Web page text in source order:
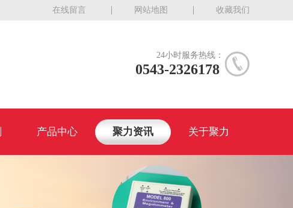
在线留言 网站地图 收藏我们
24小时服务热线：
0543-2326178
产品中心 聚力资讯 关于聚力